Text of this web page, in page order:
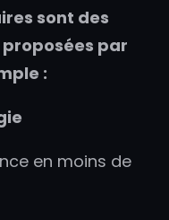
sont des
par
:
en moins de